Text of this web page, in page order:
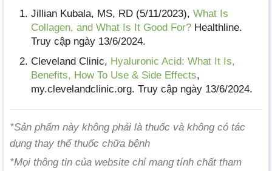
Jillian Kubala, MS, RD (5/11/2023), What Is
Collagen, and What Is It Good For? Healthline.
Truy cập ngày 13/6/2024.
Cleveland Clinic, Hyaluronic Acid: What It Is,
Benefits, How To Use & Side Effects,
my.clevelandclinic.org. Truy cập ngày 13/6/2024.
*Sản phẩm này không phải là thuốc và không có tác
dụng thay thế thuốc chữa bệnh
*Mọi thông tin của website chỉ mang tính chất tham